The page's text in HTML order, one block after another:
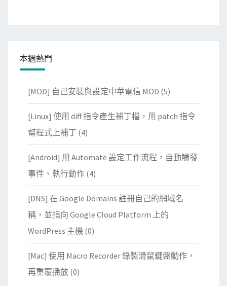
本週熱門
[MOD] 自己安裝與設定中華電信 MOD (5)
[Linux] 使用 diff 指令產生補丁檔，用 patch 指令
幫程式上補丁 (4)
[Android] 用 Automate 設定工作流程，自動觸發
事件、執行動作 (4)
[DNS] 在 Google Domains 註冊自己的網域名
稱，並指向 Google Cloud Platform 上的
WordPress 主機 (0)
[Mac] 使用 Macro Recorder 錄製滑鼠鍵盤動作，
再重覆播放 (0)